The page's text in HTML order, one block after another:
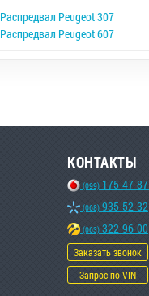
Распредвал Peugeot 307
Распредвал Peugeot 607
КОНТАКТЫ
(099) 175-47-87
(068) 935-52-32
(063) 322-96-00
Заказать звонок
Запрос по VIN